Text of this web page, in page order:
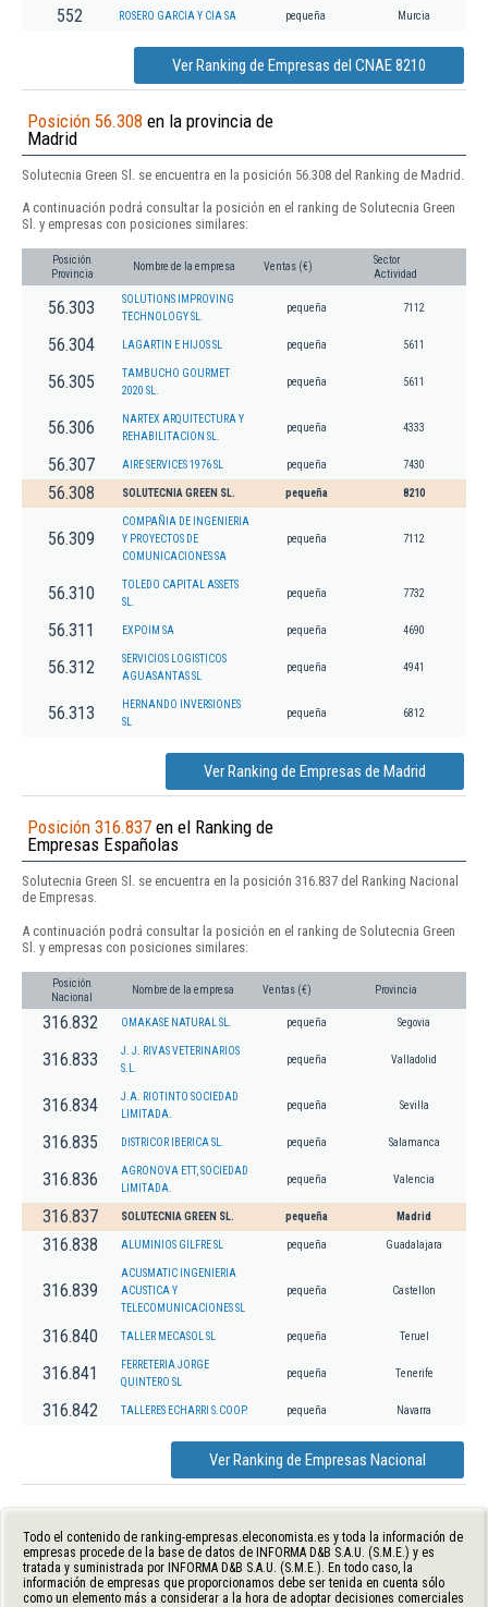
552 ROSERO GARCIA Y CIA SA pequeña Murcia
Ver Ranking de Empresas del CNAE 8210
Posición 56.308 en la provincia de
Madrid
Solutecnia Green Sl. se encuentra en la posición 56.308 del Ranking de Madrid.
A continuación podrá consultar la posición en el ranking de Solutecnia Green
Sl. y empresas con posiciones similares:
Posición
Provincia
Nombre de la empresa Ventas (€)
Sector
Actividad
56.303
SOLUTIONS IMPROVING
TECHNOLOGY SL.
pequeña 7112
56.304 LAGARTIN E HIJOS SL pequeña 5611
56.305
TAMBUCHO GOURMET
2020 SL.
pequeña 5611
56.306
NARTEX ARQUITECTURA Y
REHABILITACION SL.
pequeña 4333
56.307 AIRE SERVICES 1976 SL pequeña 7430
56.308 SOLUTECNIA GREEN SL. pequeña 8210
56.309
COMPAÑIA DE INGENIERIA
Y PROYECTOS DE
COMUNICACIONES SA
pequeña 7112
56.310
TOLEDO CAPITAL ASSETS
SL.
pequeña 7732
56.311 EXPOIM SA pequeña 4690
56.312
SERVICIOS LOGISTICOS
AGUASANTAS SL
pequeña 4941
56.313
HERNANDO INVERSIONES
SL
pequeña 6812
Ver Ranking de Empresas de Madrid
Posición 316.837 en el Ranking de
Empresas Españolas
Solutecnia Green Sl. se encuentra en la posición 316.837 del Ranking Nacional
de Empresas.
A continuación podrá consultar la posición en el ranking de Solutecnia Green
Sl. y empresas con posiciones similares:
Posición
Nacional
Nombre de la empresa Ventas (€) Provincia
316.832 OMAKASE NATURAL SL. pequeña Segovia
316.833
J. J. RIVAS VETERINARIOS
S.L.
pequeña Valladolid
316.834
J.A. RIOTINTO SOCIEDAD
LIMITADA.
pequeña Sevilla
316.835 DISTRICOR IBERICA SL. pequeña Salamanca
316.836
AGRONOVA ETT, SOCIEDAD
LIMITADA.
pequeña Valencia
316.837 SOLUTECNIA GREEN SL. pequeña Madrid
316.838 ALUMINIOS GILFRE SL pequeña Guadalajara
316.839
ACUSMATIC INGENIERIA
ACUSTICA Y
TELECOMUNICACIONES SL
pequeña Castellon
316.840 TALLER MECASOL SL pequeña Teruel
316.841
FERRETERIA JORGE
QUINTERO SL
pequeña Tenerife
316.842 TALLERES ECHARRI S.COOP. pequeña Navarra
Ver Ranking de Empresas Nacional
Todo el contenido de ranking-empresas.eleconomista.es y toda la información de
empresas procede de la base de datos de INFORMA D&B S.A.U. (S.M.E.) y es
tratada y suministrada por INFORMA D&B S.A.U. (S.M.E.). En todo caso, la
información de empresas que proporcionamos debe ser tenida en cuenta sólo
como un elemento más a considerar a la hora de adoptar decisiones comerciales